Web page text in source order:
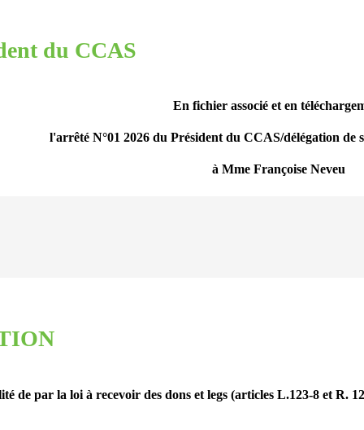
du CCAS
En fichier associé et en
l'arrêté N°01 2026 du Président du CCAS/délégation de
à Mme Françoise Neveu
de par la loi à recevoir des dons et legs (articles L.123-8 et R.